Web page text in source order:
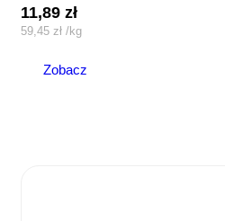
11,89zł
59,45 zł /kg
Zobacz